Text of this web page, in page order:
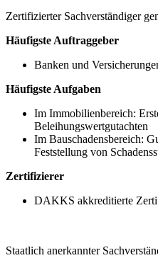
Zertifizierter Sachverständiger
Häufigste Auftraggeber
Banken und
Häufigste Aufgaben
Im Immobilienbereich:
Beleihungswertgutachten
Im Bauschadensbereich:
Feststellung von
Zertifizierer
DAKKS akkreditierte
Staatlich anerkannter